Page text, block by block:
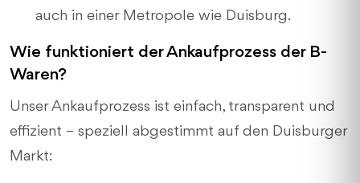
auch in einer Metropole wie Duisburg.
Wie funktioniert der Ankaufprozess der B-
Waren?
Unser Ankaufprozess ist einfach, transparent und
effizient – speziell abgestimmt auf den Duisburger
Markt: